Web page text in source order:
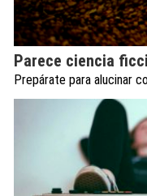
Parece ciencia
Prepárate para alucinar